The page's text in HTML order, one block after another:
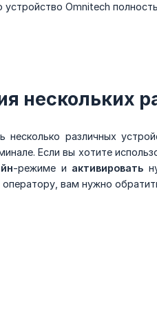
устройство Omnitech
нескольких
несколько различных
Если вы хотите
-режиме и активировать
вам нужно